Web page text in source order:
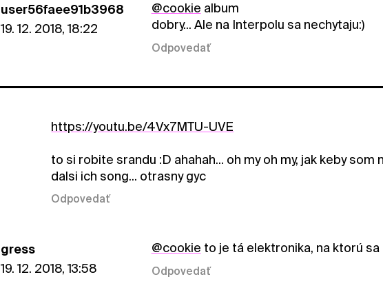
user56faee91b3968
19. 12. 2018, 18:22
@cookie album
dobry... Ale na Interpolu sa nechytaju:)
Odpovedať
https://youtu.be/4Vx7MTU-UVE
to si robite srandu :D ahahah... oh my oh my, jak keby
dalsi ich song... otrasny gyc
Odpovedať
gress
19. 12. 2018, 13:58
@cookie to je tá elektronika, na ktorú
Odpovedať